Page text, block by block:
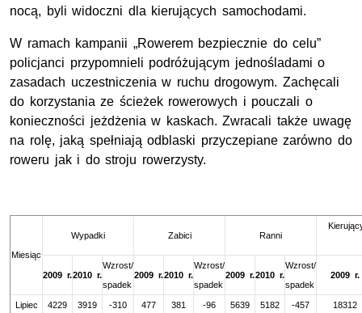
nocą, byli widoczni dla kierujących samochodami.
W ramach kampanii „Rowerem bezpiecznie do celu”
policjanci przypomnieli podróżującym jednośladami o
zasadach uczestniczenia w ruchu drogowym. Zachęcali
do korzystania ze ścieżek rowerowych i pouczali o
konieczności jeżdżenia w kaskach. Zwracali także uwagę
na rolę, jaką spełniają odblaski przyczepiane zarówno do
roweru jak i do stroju rowerzysty.
Miesiąc
Wypadki Zabici Ranni
2009 r.2010 r.
Wzrost/
spadek
2009 r.2010 r.
Wzrost/
spadek
2009 r.2010 r.
Wzrost/
spadek
2009 r.
Lipiec 4229 3919 -310 477 381 -96 5639 5182 -457 18312